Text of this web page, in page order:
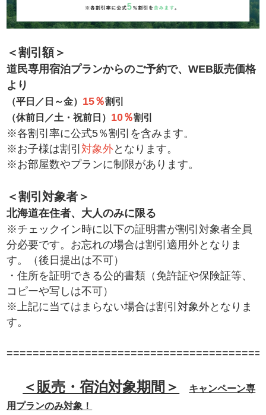
＜割引額＞
道民専用宿泊プランからのご予約で、WEB販売価格
より
（平日／日～金） 15％割引
（休前日／土・祝前日） 10％割引
※各割引率に公式5％割引を含みます。
※お子様は割引 対象外となります。
※お部屋数やプランに制限があります。
＜割引対象者＞
北海道在住者、大人のみに限る
※チェックイン時に以下の証明書が割引対象者全員
分必要です。お忘れの場合は割引適用外となりま
す。（後日提出は不可）
・住所を証明できる公的書類（免許証や保険証等、
コピーや写しは不可）
※上記に当てはまらない場合は割引対象外となりま
す。
＜販売・宿泊対象期間＞
キャンペーン専
用 プランのみ対象！